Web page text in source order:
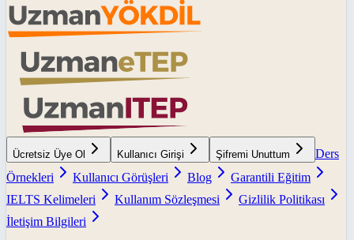
Ücretsiz Üye Ol Kullanıcı Girişi Şifremi Unuttum
Ders
Örnekleri
Kullanıcı Görüşleri Blog
Garantili Eğitim
IELTS Kelimeleri
Kullanım Sözleşmesi
Gizlilik Politikası
İletişim Bilgileri